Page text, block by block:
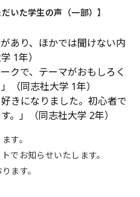
いた学生の声（一部）】
あり、ほかでは聞けない内
1年）
クで、テーマがおもしろく
（同志社大学 1年）
きになりました。初心者で
。」（同志社大学 2年）
す。
でお知らせいたします。
ます。